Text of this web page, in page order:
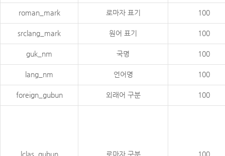
roman_mark 로마자 표기 100
srclang_mark 원어 표기 100
guk_nm 국명 100
lang_nm 언어명 100
foreign_gubun 외래어 구분 100
lclas_gubun 로마자 구분 100